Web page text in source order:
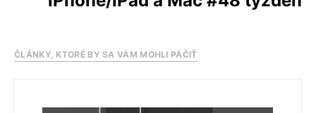
ČLÁNKY, KTORÉ BY SA VÁM MOHLI PÁČIŤ